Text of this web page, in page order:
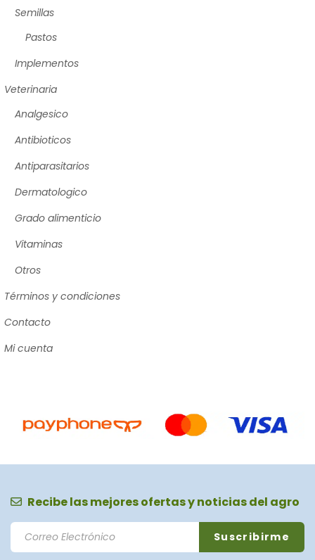
Semillas
Pastos
Implementos
Veterinaria
Analgesico
Antibioticos
Antiparasitarios
Dermatologico
Grado alimenticio
Vitaminas
Otros
Términos y condiciones
Contacto
Mi cuenta
Recibe las mejores ofertas y noticias del agro